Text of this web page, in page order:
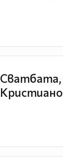
Сватбата,
Кристиано